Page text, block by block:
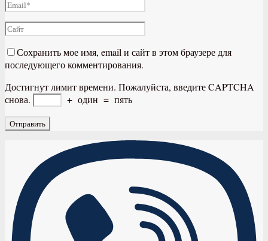
Сохранить мое имя, email и сайт в этом браузере для
последующего комментирования.
Достигнут лимит времени. Пожалуйста, введите CAPTCHA
снова.
+ один = пять